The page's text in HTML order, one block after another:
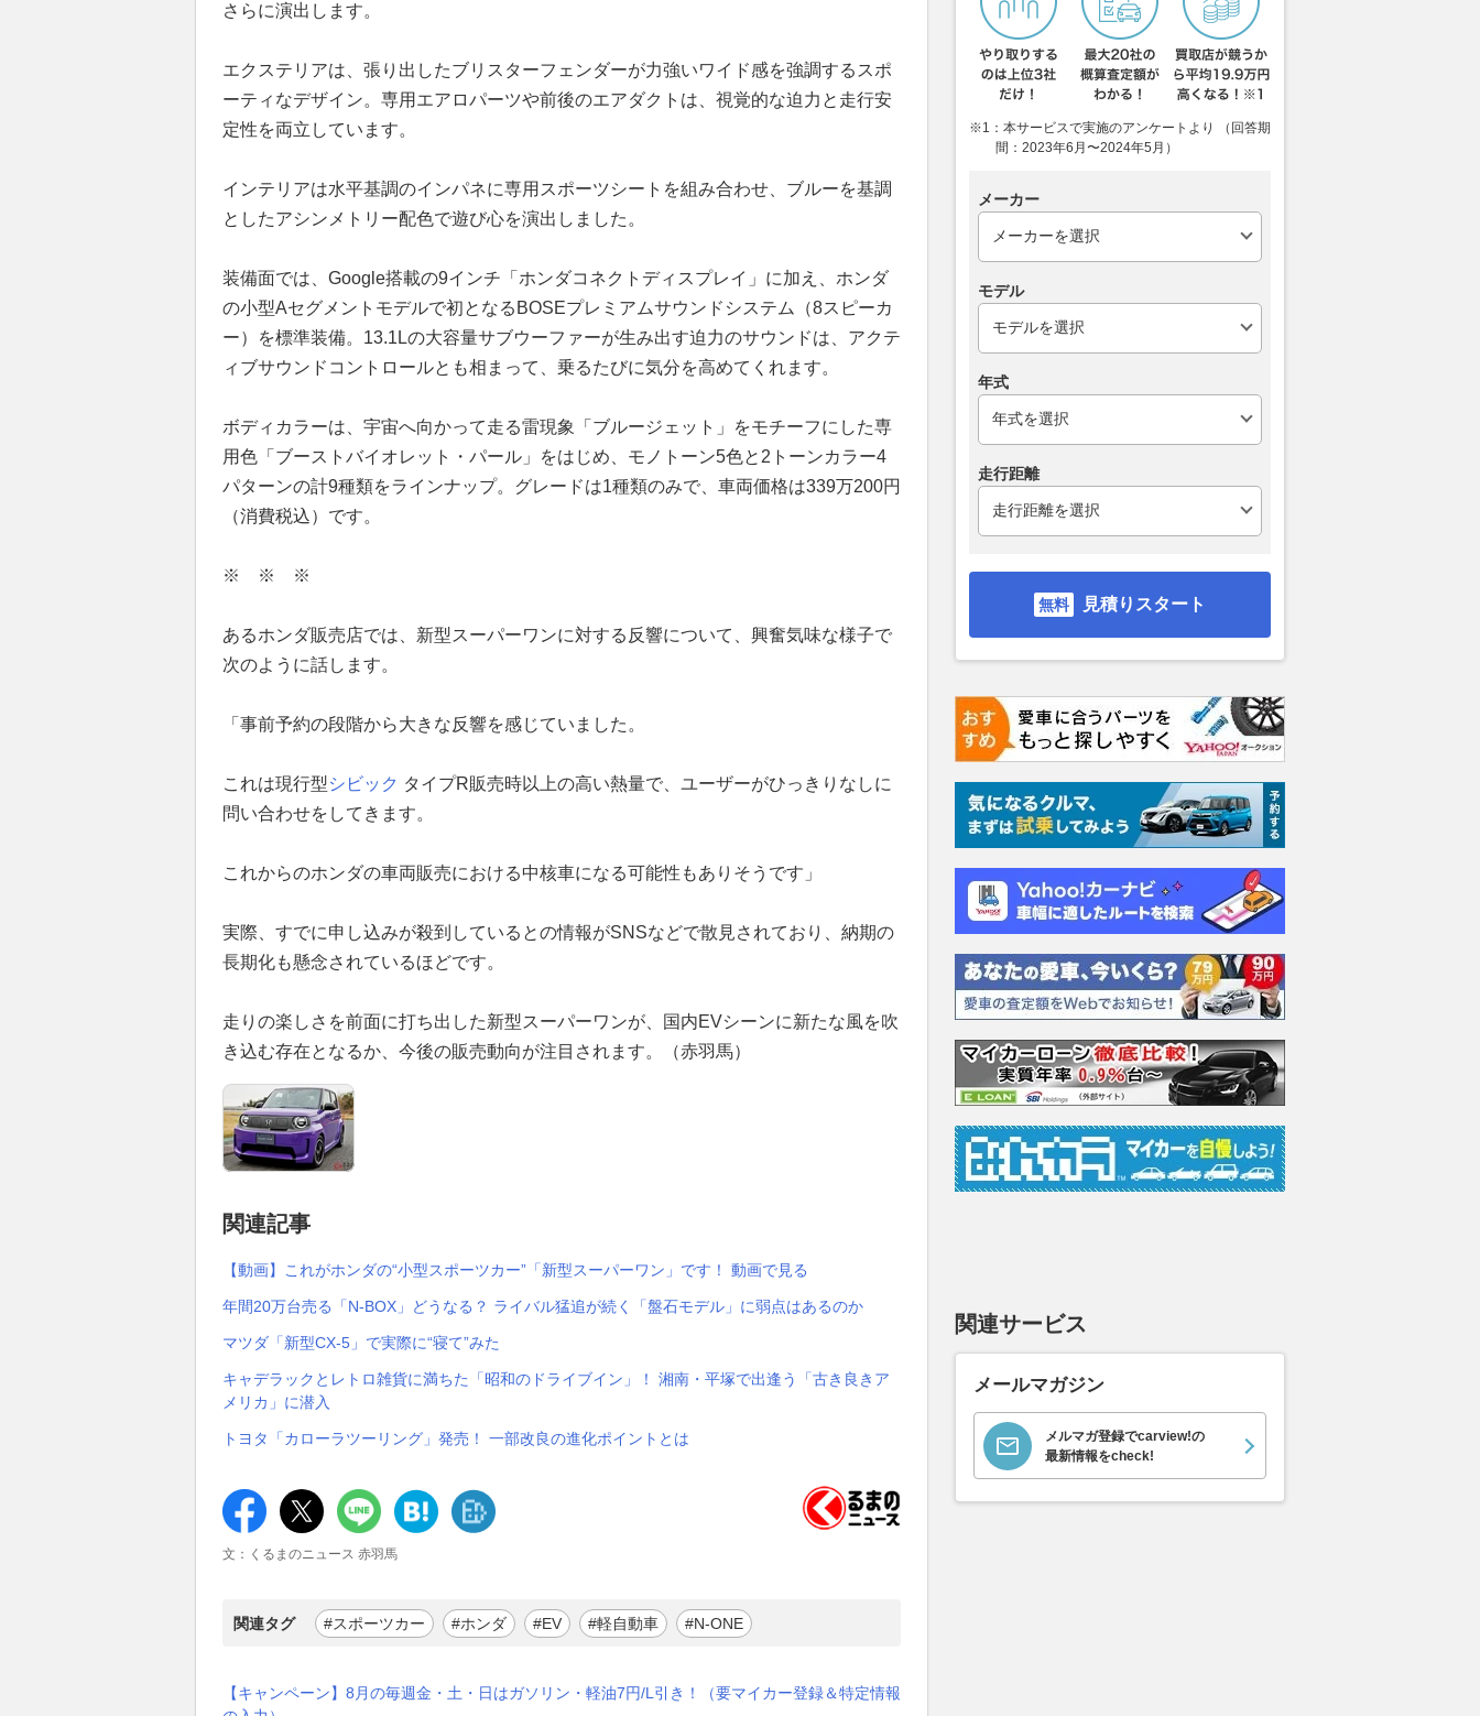
さらに演出します。
エクステリアは、張り出したブリスターフェンダーが力強いワイド感を強調するスポ
ーティなデザイン。専用エアロパーツや前後のエアダクトは、視覚的な迫力と走行安
定性を両立しています。
インテリアは水平基調のインパネに専用スポーツシートを組み合わせ、ブルーを基調
としたアシンメトリー配色で遊び心を演出しました。
装備面では、Google搭載の9インチ「ホンダコネクトディスプレイ」に加え、ホンダ
の小型Aセグメントモデルで初となるBOSEプレミアムサウンドシステム（8スピーカ
ー）を標準装備。13.1Lの大容量サブウーファーが生み出す迫力のサウンドは、アクテ
ィブサウンドコントロールとも相まって、乗るたびに気分を高めてくれます。
ボディカラーは、宇宙へ向かって走る雷現象「ブルージェット」をモチーフにした専
用色「ブーストバイオレット・パール」をはじめ、モノトーン5色と2トーンカラー4
パターンの計9種類をラインナップ。グレードは1種類のみで、車両価格は339万200円
（消費税込）です。
※ ※ ※
あるホンダ販売店では、新型スーパーワンに対する反響について、興奮気味な様子で
次のように話します。
「事前予約の段階から大きな反響を感じていました。
これは現行型シビック タイプR販売時以上の高い熱量で、ユーザーがひっきりなしに
問い合わせをしてきます。
これからのホンダの車両販売における中核車になる可能性もありそうです」
実際、すでに申し込みが殺到しているとの情報がSNSなどで散見されており、納期の
長期化も懸念されているほどです。
走りの楽しさを前面に打ち出した新型スーパーワンが、国内EVシーンに新たな風を吹
き込む存在となるか、今後の販売動向が注目されます。（赤羽馬）
関連記事
【動画】これがホンダの“小型スポーツカー”「新型スーパーワン」です！ 動画で見る
年間20万台売る「N-BOX」どうなる？ ライバル猛追が続く「盤石モデル」に弱点はあるのか
マツダ「新型CX-5」で実際に“寝て”みた
キャデラックとレトロ雑貨に満ちた「昭和のドライブイン」！ 湘南・平塚で出逢う「古き良きア
メリカ」に潜入
トヨタ「カローラツーリング」発売！ 一部改良の進化ポイントとは
文：くるまのニュース 赤羽馬
関連タグ #スポーツカー #ホンダ #EV #軽自動車 #N-ONE
【キャンペーン】8月の毎週金・土・日はガソリン・軽油7円/L引き！（要マイカー登録＆特定情報
※1：本サービスで実施のアンケートより （回答期
間：2023年6月〜2024年5月）
メーカー
モデル
年式
走行距離
見積りスタート
関連サービス
メールマガジン
メルマガ登録でcarview!の
最新情報をcheck!